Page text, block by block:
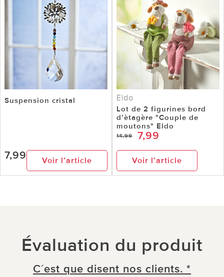
Suspension cristal
7,99 Voir l’article
Eldo
Lot de 2 figurines bord
d’ètagère "Couple de
moutons" Eldo
14,99 7,99
Voir l’article
Évaluation du produit
C´est que disent nos clients. *